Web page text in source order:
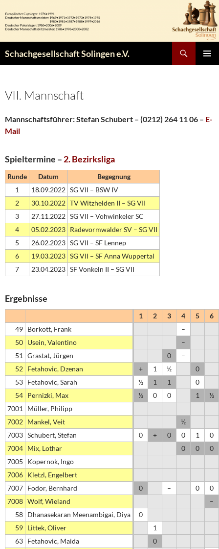
Inhalt
springen
Schachgesellschaft Solingen e.V.
VII. Mannschaft
Mannschaftsführer:Stefan Schubert – (0212) 264 11 06 – E-
Mail
Spieltermine – 2. Bezirksliga
Runde Datum
Begegnung
1
18.09.2022 SG VII – BSW IV
2
30.10.2022 TV Witzhelden II – SG VII
3
27.11.2022 SG VII – Vohwinkeler SC
4
05.02.2023 Radevormwalder SV – SG VII
5
26.02.2023 SG VII – SF Lennep
6
19.03.2023 SG VII – SF Anna Wuppertal
7
23.04.2023 SF Vonkeln II – SG VII
Ergebnisse
1 2 3 4 5
6
49 Borkott, Frank
–
50 Usein, Valentino
–
51
Grastat, Jürgen 0
–
52 Fetahovic, Dzenan + 1 ½
0
53 Fetahovic, Sarah ½ 1 1
0
54 Pernizki, Max ½ 0 0 1
½
7001
Müller, Philipp
7002 Mankel, Veit
½
7003 Schubert, Stefan 0 + 0 0 1
0
7004 Mix, Lothar 0 0
0
7005
Kopernok, Ingo
7006 Kletzl, Engelbert
7007 Fodor, Bernhard 0 – 0
0
7008 Wolf, Wieland
–
58 Dhanasekaran Meenambigai, Diya
0
59 Littek, Oliver
1
63 Fetahovic, Maida
0